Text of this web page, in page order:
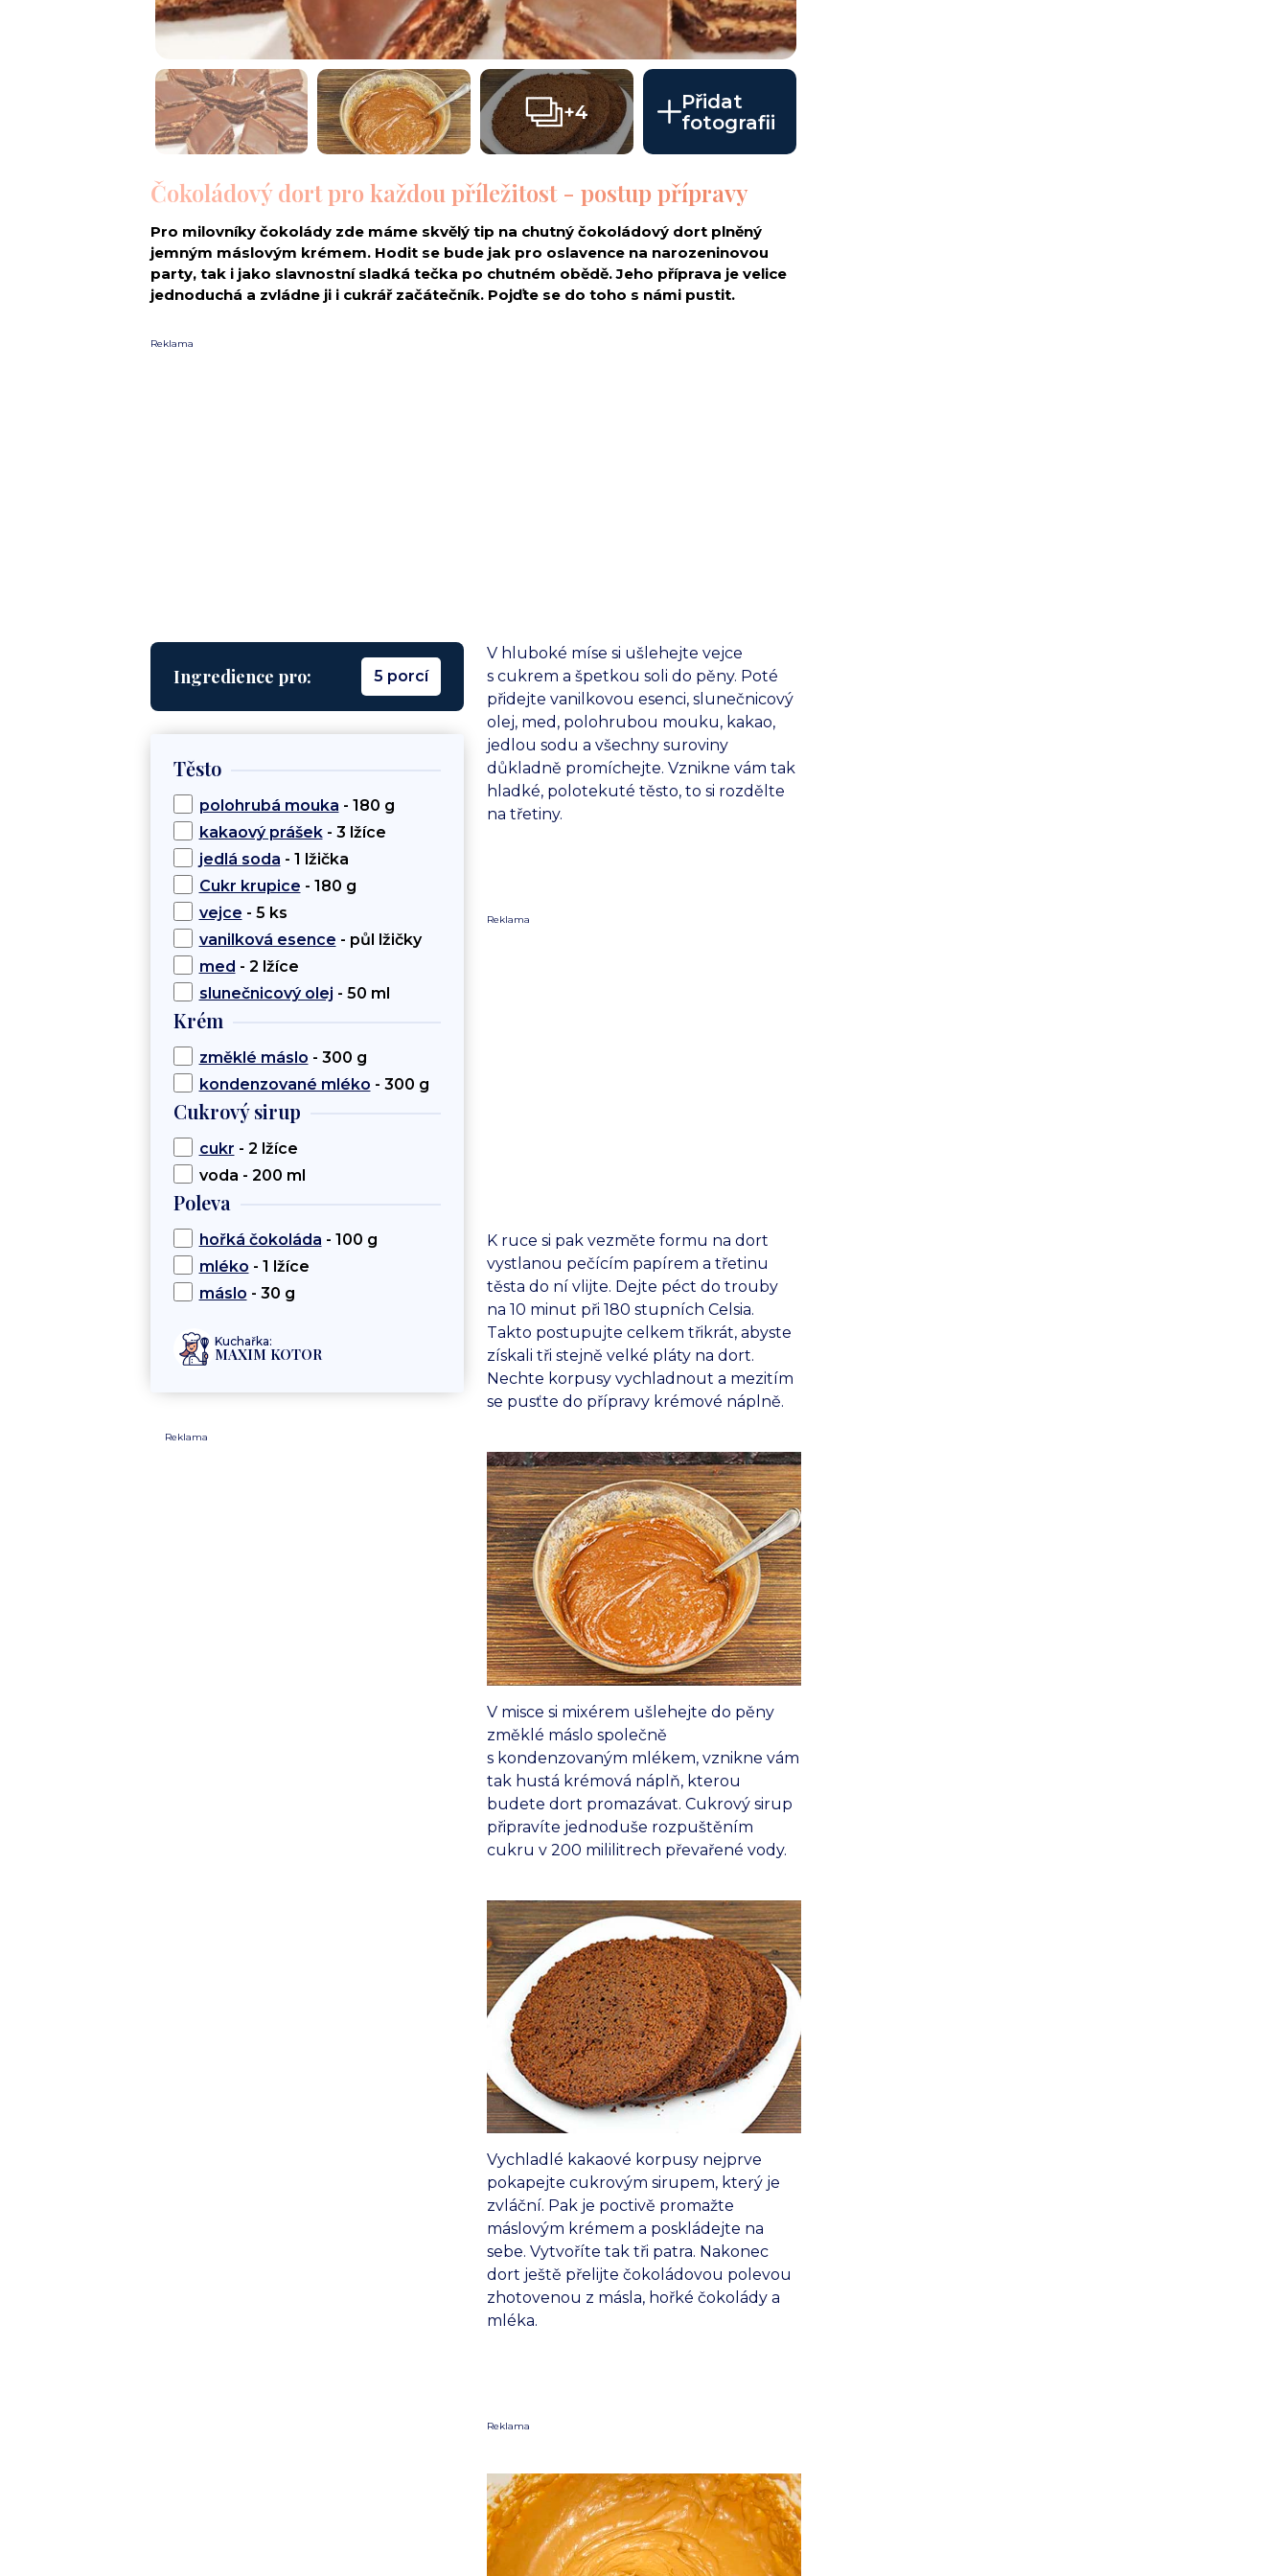
+4
Přidat
fotografii
Čokoládový dort pro každou příležitost - postup přípravy
Pro milovníky čokolády zde máme skvělý tip na chutný čokoládový dort plněný
jemným máslovým krémem. Hodit se bude jak pro oslavence na narozeninovou
party, tak i jako slavnostní sladká tečka po chutném obědě. Jeho příprava je velice
jednoduchá a zvládne ji i cukrář začátečník. Pojďte se do toho s námi pustit.
Reklama
Ingredience pro: 5 porcí
Těsto
polohrubá mouka - 180 g
kakaový prášek- 3 lžíce
jedlá soda - 1 lžička
Cukr krupice - 180 g
vejce - 5 ks
vanilková esence - půl lžičky
med - 2 lžíce
slunečnicový olej - 50 ml
Krém
změklé máslo - 300 g
kondenzované mléko - 300 g
Cukrový sirup
cukr - 2 lžíce
voda - 200 ml
Poleva
hořká čokoláda - 100 g
mléko - 1 lžíce
máslo - 30 g
Kuchařka:
MAXIM KOTOR
Reklama
V hluboké míse si ušlehejte vejce
s cukrem a špetkou soli do pěny. Poté
přidejte vanilkovou esenci, slunečnicový
olej, med, polohrubou mouku, kakao,
jedlou sodu a všechny suroviny
důkladně promíchejte. Vznikne vám tak
hladké, polotekuté těsto, to si rozdělte
na třetiny.
Reklama
K ruce si pak vezměte formu na dort
vystlanou pečícím papírem a třetinu
těsta do ní vlijte. Dejte péct do trouby
na 10 minut při 180 stupních Celsia.
Takto postupujte celkem třikrát, abyste
získali tři stejně velké pláty na dort.
Nechte korpusy vychladnout a mezitím
se pusťte do přípravy krémové náplně.
V misce si mixérem ušlehejte do pěny
změklé máslo společně
s kondenzovaným mlékem, vznikne vám
tak hustá krémová náplň, kterou
budete dort promazávat. Cukrový sirup
připravíte jednoduše rozpuštěním
cukru v 200 mililitrech převařené vody.
Vychladlé kakaové korpusy nejprve
pokapejte cukrovým sirupem, který je
zvláční. Pak je poctivě promažte
máslovým krémem a poskládejte na
sebe. Vytvoříte tak tři patra. Nakonec
dort ještě přelijte čokoládovou polevou
zhotovenou z másla, hořké čokolády a
mléka.
Reklama